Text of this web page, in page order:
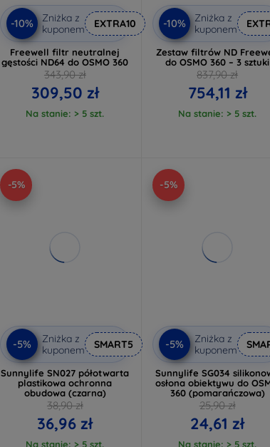
-10%
Zniżka z
kuponem
EXTRA10
Freewell filtr neutralnej
gęstości ND64 do OSMO 360
343,90 zł
309,50 zł
Na stanie: > 5 szt.
-10%
Zniżka z
kuponem
Zestaw filtrów ND
do OSMO 360 – 3 sztuki
837,90 zł
754,11 zł
Na stanie: > 5 szt.
-5%
-5%
Zniżka z
kuponem
SMART5
Sunnylife SN027 półotwarta
plastikowa ochronna
obudowa (czarna)
38,90 zł
36,96 zł
Na stanie: > 5 szt.
-5%
-5%
Zniżka z
kuponem
Sunnylife SG034
osłona obiektywu do
360 (pomarańczowa)
25,90 zł
24,61 zł
Na stanie: > 5 szt.